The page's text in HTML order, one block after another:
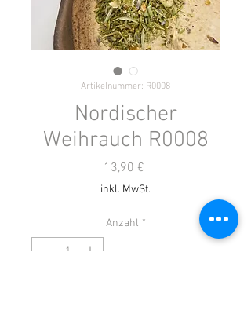
Artikelnummer: R0008
Nordischer
Weihrauch R0008
13,90 €Preis
inkl. MwSt.
Anzahl *